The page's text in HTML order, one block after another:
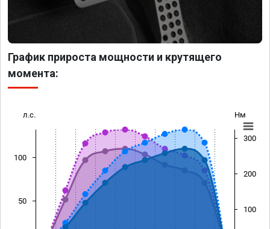
График прироста мощности и крутящего
момента:
л.с. Нм
50
100
100
200
300